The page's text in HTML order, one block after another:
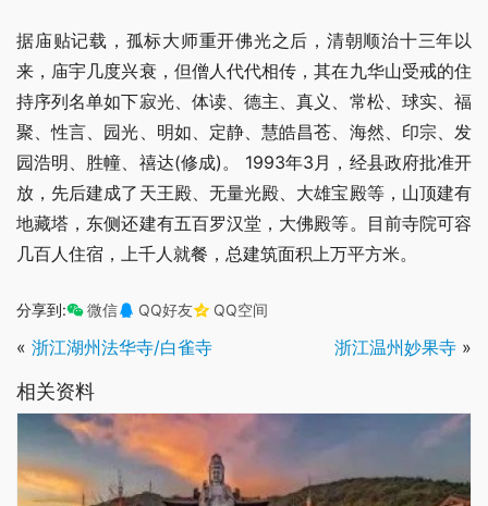
据庙贴记载，孤标大师重开佛光之后，清朝顺治十三年以
来，庙宇几度兴衰，但僧人代代相传，其在九华山受戒的住
持序列名单如下寂光、体读、德主、真义、常松、球实、福
聚、性言、园光、明如、定静、慧皓昌苍、海然、印宗、发
园浩明、胜幢、禧达(修成)。 1993年3月，经县政府批准开
放，先后建成了天王殿、无量光殿、大雄宝殿等，山顶建有
地藏塔，东侧还建有五百罗汉堂，大佛殿等。目前寺院可容
几百人住宿，上千人就餐，总建筑面积上万平方米。
分享到: 微信 QQ好友 QQ空间
« 浙江湖州法华寺/白雀寺 浙江温州妙果寺 »
相关资料